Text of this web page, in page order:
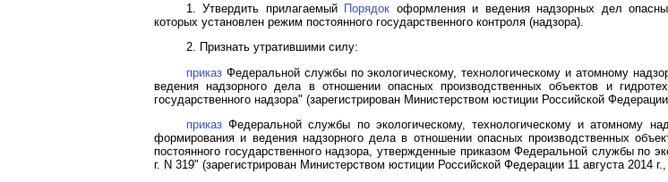
1. Утвердить прилагаемый Порядок оформления и ведения надзорных дел
которых установлен режим постоянного государственного контроля (надзора).
2. Признать утратившими силу:
приказ Федеральной службы по экологическому, технологическому и атомному
ведения надзорного дела в отношении опасных производственных объектов и
государственного надзора" (зарегистрирован Министерством юстиции Российской
приказ Федеральной службы по экологическому, технологическому и атомному
формирования и ведения надзорного дела в отношении опасных производственных
постоянного государственного надзора, утвержденные приказом Федеральной службы по
г. N 319" (зарегистрирован Министерством юстиции Российской Федерации 11 августа 2014